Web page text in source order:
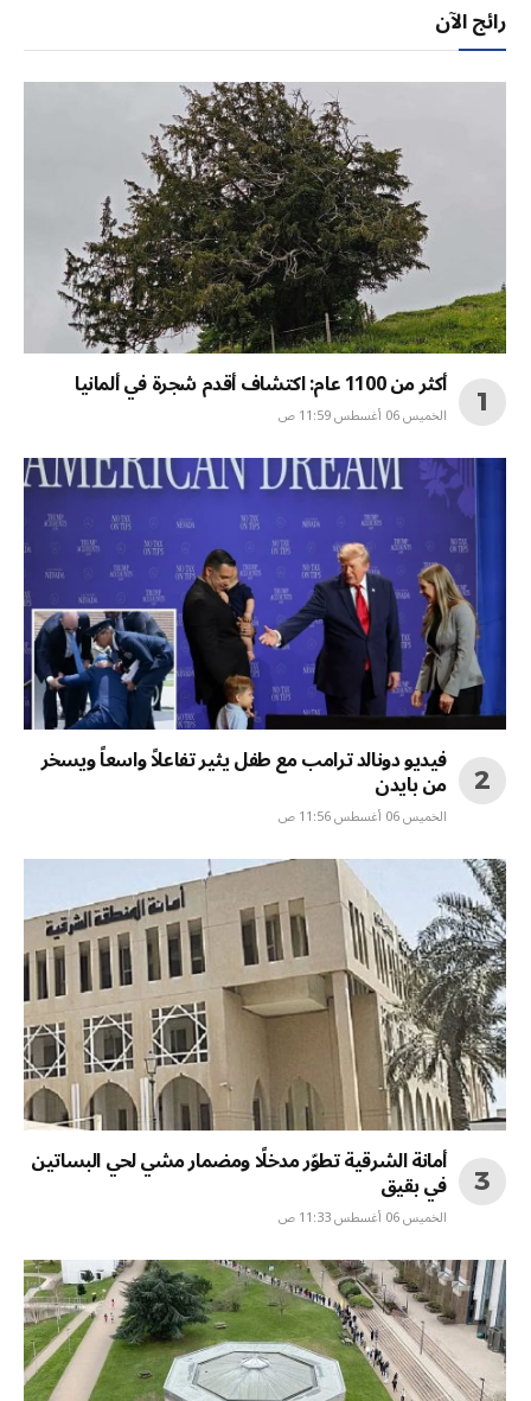
رائج الآن
أكثر من 1100 عام: اكتشاف أقدم شجرة في ألمانيا
الخميس 06 أغسطس 11:59 ص
فيديو دونالد ترامب مع طفل يثير تفاعلاً واسعاً ويسخر
من بايدن
الخميس 06 أغسطس 11:56 ص
أمانة الشرقية تطوّر مدخلًا ومضمار مشي لحي البساتين
في بقيق
الخميس 06 أغسطس 11:33 ص